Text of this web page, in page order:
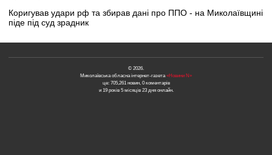
Коригував удари рф та збирав дані про ППО - на Миколаївщині
піде під суд зрадник
© 2026.
Миколаївська обласна інтернет-газета«Новини N»
це: 705,261 новин, 0 коментарів
и 19 років 5 місяців 23 дня онлайн.